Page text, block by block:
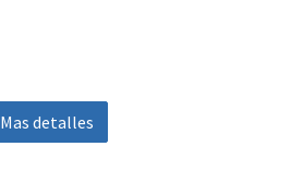
Mas detalles